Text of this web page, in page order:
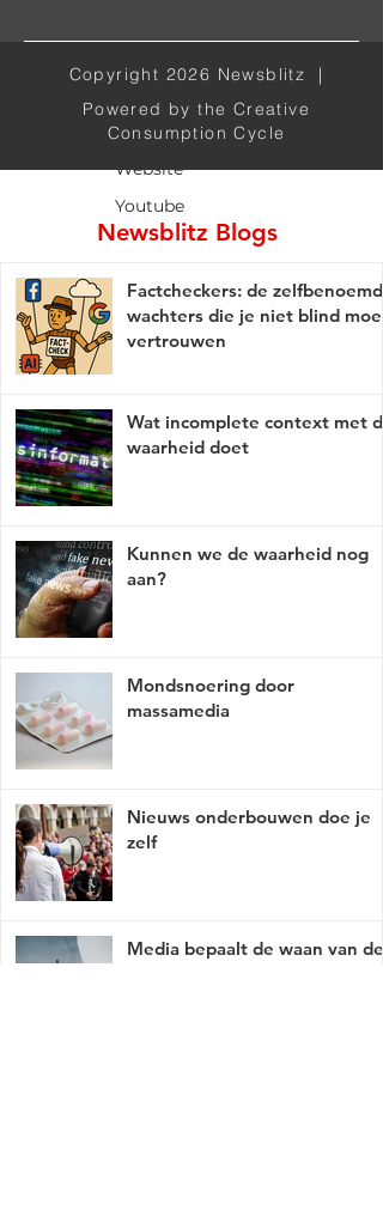
Twitter
Website
Youtube
Newsblitz Blogs
Factcheckers: de zelfbenoemde
wachters die je niet blind moet
vertrouwen
Wat incomplete context met de
waarheid doet
Kunnen we de waarheid nog
aan?
Mondsnoering door
massamedia
Nieuws onderbouwen doe je
zelf
Media bepaalt de waan van de
Copyright 2026 Newsblitz |
Powered by the Creative
Consumption Cycle